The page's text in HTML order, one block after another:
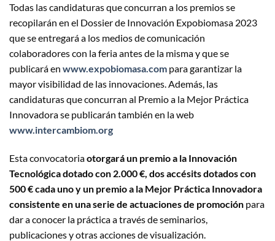
Todas las candidaturas que concurran a los premios se
recopilarán en el Dossier de Innovación Expobiomasa 2023
que se entregará a los medios de comunicación
colaboradores con la feria antes de la misma y que se
publicará en www.expobiomasa.com para garantizar la
mayor visibilidad de las innovaciones. Además, las
candidaturas que concurran al Premio a la Mejor Práctica
Innovadora se publicarán también en la web
www.intercambiom.org
Esta convocatoriaotorgará un premio a la Innovación
Tecnológica dotado con 2.000 €, dos accésits dotados con
500 € cada uno y un premio a la Mejor Práctica Innovadora
consistente en una serie de actuaciones de promoción para
dar a conocer la práctica a través de seminarios,
publicaciones y otras acciones de visualización.